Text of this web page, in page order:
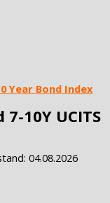
Year Bond Index
10Y UCITS
04.08.2026